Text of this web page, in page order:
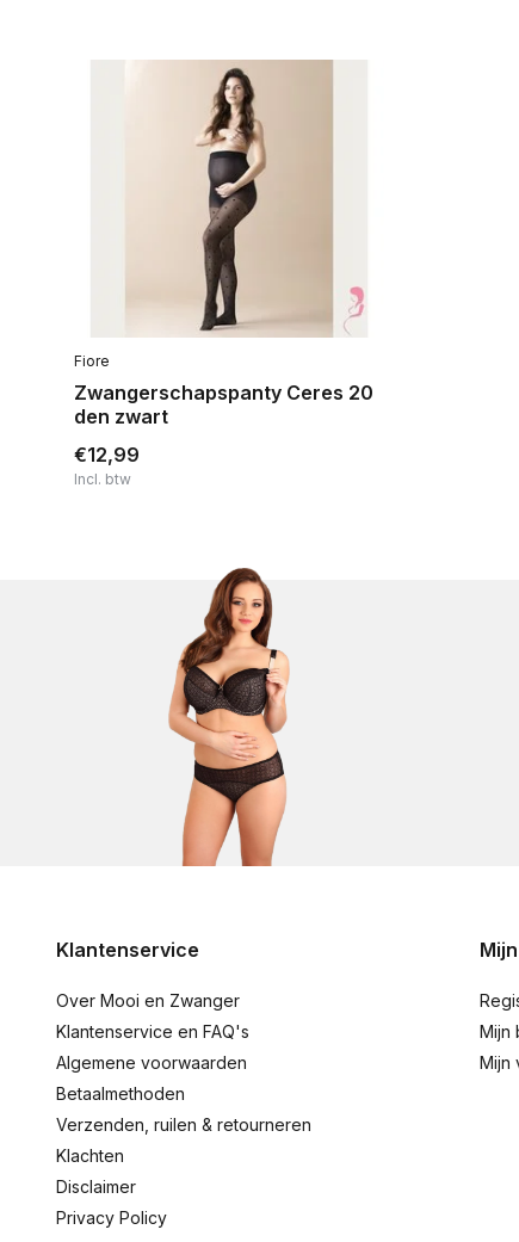
Fiore
Zwangerschapspanty Ceres 20
den zwart
€12,99
Incl. btw
Klantenservice
Over Mooi en Zwanger
Klantenservice en FAQ's
Algemene voorwaarden
Betaalmethoden
Verzenden, ruilen & retourneren
Klachten
Disclaimer
Privacy Policy
Mijn
Mijn